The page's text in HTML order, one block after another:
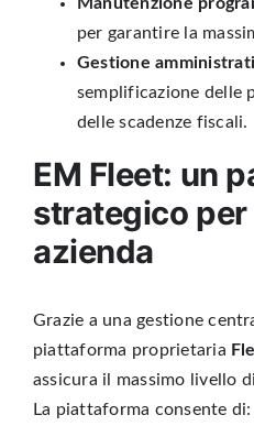
per garantire la
Gestione
semplificazione delle
delle scadenze fiscali.
EM Fleet: un
strategico per
azienda
Grazie a una gestione
piattaforma proprietaria
assicura il massimo livello
La piattaforma consente di: